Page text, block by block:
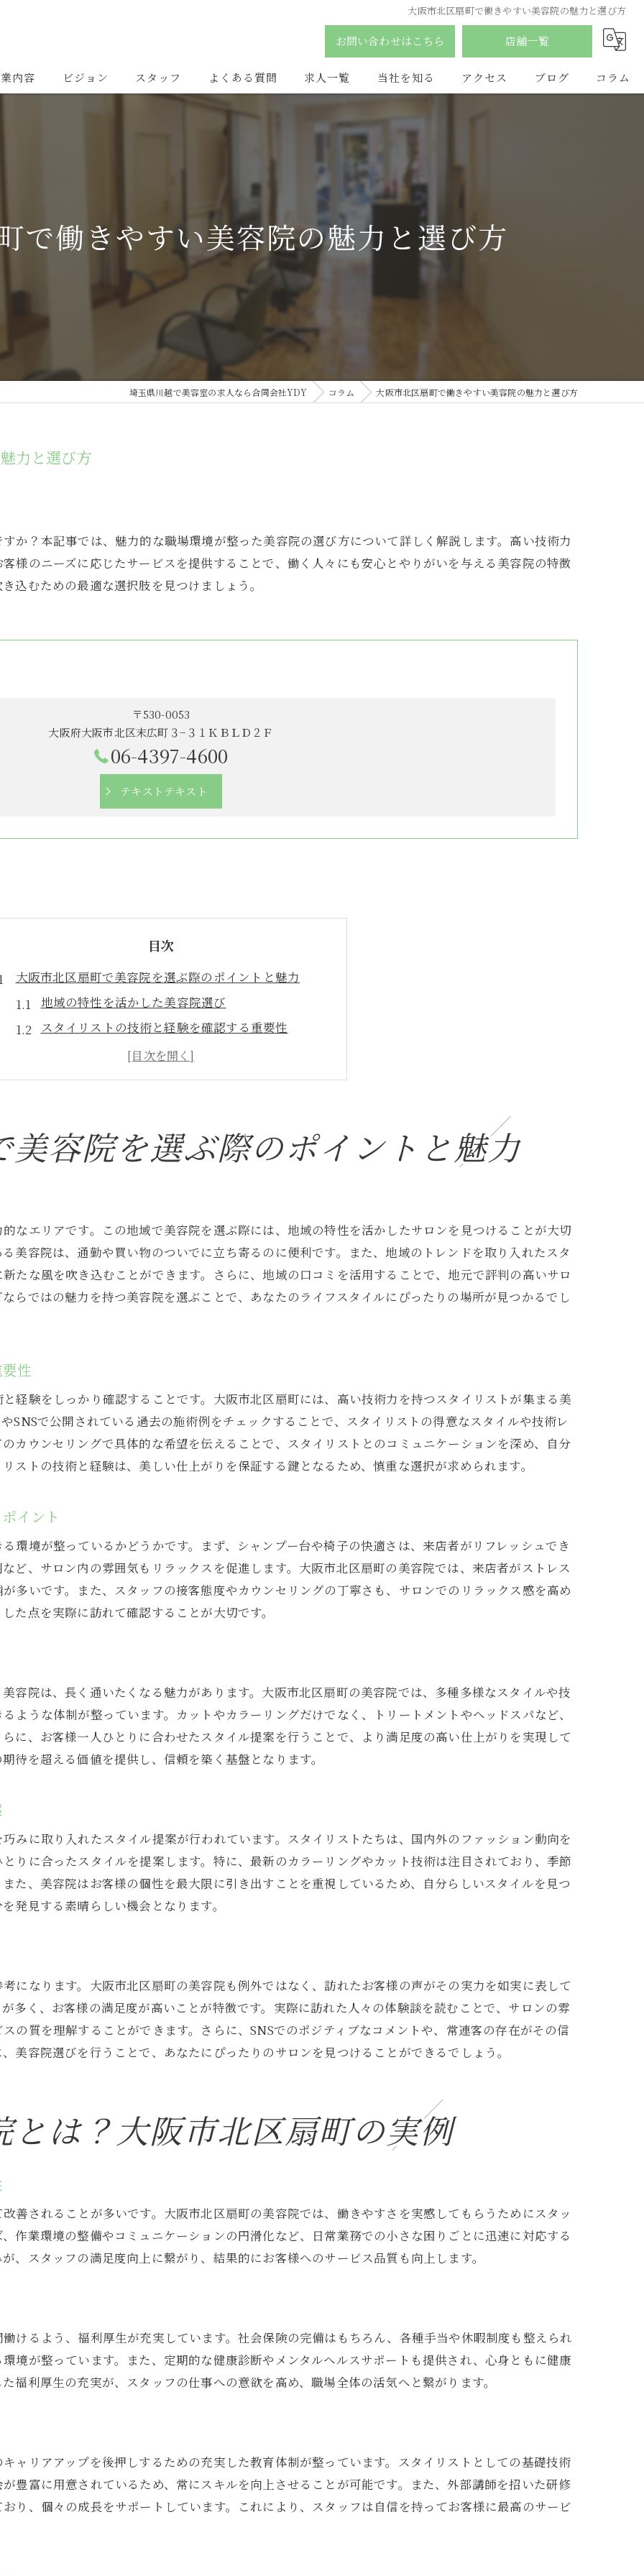
大阪市北区扇町で働きやすい美容院の魅力と選び方
お問い合わせはこちら 店舗一覧
内容 ビジョン スタッフ よくある質問 求人一覧 当社を知る
南森町の美容室
ふじみ野市の美容室
アルバイト
パート
スタイリスト
アクセス
vist
ブログ コラム
で働きやすい美容院の魅力と選び方
埼玉県川越で美容室の求人なら合同会社YDY コラム 大阪市北区扇町で働きやすい美容院の魅力と選び方
力と選び方
か？本記事では、魅力的な職場環境が整った美容院の選び方について詳しく解説します。高い技術力
様のニーズに応じたサービスを提供することで、働く人々にも安心とやりがいを与える美容院の特徴
込むための最適な選択肢を見つけましょう。
〒530-0053
大阪府大阪市北区末広町３−３１ＫＢＬＤ２Ｆ
06-4397-4600
テキストテキスト
目次
大阪市北区扇町で美容院を選ぶ際のポイントと魅力
地域の特性を活かした美容院選び
スタイリストの技術と経験を確認する重要性
リラックスできるサロン環境のチェックポイント
顧客ニーズに応じたサービスの多様性
働きやすい美容院とは？大阪市北区扇町の実例
キャリアアップを支援する教育体制
働きがいを生む職場のコミュニケーション
柔軟な働き方を実現するシフト制度
地元密着型の美容院で得られるやりがい
満足度を高めるための接客術
安心感を与える衛生管理の徹底
アフターケアの充実とリピート率を高める工夫
初めての美容院体験を成功させるコツ
価格設定とサービス内容のバランスを考慮
口コミと実績から見た美容院の信頼性
働きやすさを支える職場環境の要素
スタッフが生き生きと働ける職場作り
個々の成長を促進する教育プログラム
長く働ける職場を選ぶための視点
大阪市北区扇町で働く美容師のリアルな声と実態
現場の声からわかる職場の魅力と課題
働く美容師たちの1日の流れ
成長を実感する瞬間とその理由
大阪市北区での美容師の将来性
技術と居心地の良さで選ぶ大阪市北区の美容院
高度な技術力を持つスタイリストの特徴
居心地の良いサロンの条件とは
美容師として成長できる大阪市北区扇町の美容院の魅力
キャリアアップを支える教育制度の充実
プロフェッショナルとしての高みを目指す環境
美容師としての目標設定と達成のサポート
地域に貢献することで得られる達成感
容院を選ぶ際のポイントと魅力
なエリアです。この地域で美容院を選ぶ際には、地域の特性を活かしたサロンを見つけることが大切
美容院は、通勤や買い物のついでに立ち寄るのに便利です。また、地域のトレンドを取り入れたスタ
たな風を吹き込むことができます。さらに、地域の口コミを活用することで、地元で評判の高いサロ
らではの魅力を持つ美容院を選ぶことで、あなたのライフスタイルにぴったりの場所が見つかるでし
性
経験をしっかり確認することです。大阪市北区扇町には、高い技術力を持つスタイリストが集まる美
SNSで公開されている過去の施術例をチェックすることで、スタイリストの得意なスタイルや技術レ
カウンセリングで具体的な希望を伝えることで、スタイリストとのコミュニケーションを深め、自分
ストの技術と経験は、美しい仕上がりを保証する鍵となるため、慎重な選択が求められます。
イント
環境が整っているかどうかです。まず、シャンプー台や椅子の快適さは、来店者がリフレッシュでき
ど、サロン内の雰囲気もリラックスを促進します。大阪市北区扇町の美容院では、来店者がストレス
多いです。また、スタッフの接客態度やカウンセリングの丁寧さも、サロンでのリラックス感を高め
た点を実際に訪れて確認することが大切です。
容院は、長く通いたくなる魅力があります。大阪市北区扇町の美容院では、多種多様なスタイルや技
ような体制が整っています。カットやカラーリングだけでなく、トリートメントやヘッドスパなど、
に、お客様一人ひとりに合わせたスタイル提案を行うことで、より満足度の高い仕上がりを実現して
待を超える価値を提供し、信頼を築く基盤となります。
みに取り入れたスタイル提案が行われています。スタイリストたちは、国内外のファッション動向を
りに合ったスタイルを提案します。特に、最新のカラーリングやカット技術は注目されており、季節
た、美容院はお客様の個性を最大限に引き出すことを重視しているため、自分らしいスタイルを見つ
発見する素晴らしい機会となります。
になります。大阪市北区扇町の美容院も例外ではなく、訪れたお客様の声がその実力を如実に表して
多く、お客様の満足度が高いことが特徴です。実際に訪れた人々の体験談を読むことで、サロンの雰
の質を理解することができます。さらに、SNSでのポジティブなコメントや、常連客の存在がその信
美容院選びを行うことで、あなたにぴったりのサロンを見つけることができるでしょう。
は？大阪市北区扇町の実例
善されることが多いです。大阪市北区扇町の美容院では、働きやすさを実感してもらうためにスタッ
作業環境の整備やコミュニケーションの円滑化など、日常業務での小さな困りごとに迅速に対応する
、スタッフの満足度向上に繋がり、結果的にお客様へのサービス品質も向上します。
けるよう、福利厚生が充実しています。社会保険の完備はもちろん、各種手当や休暇制度も整えられ
境が整っています。また、定期的な健康診断やメンタルヘルスサポートも提供され、心身ともに健康
福利厚生の充実が、スタッフの仕事への意欲を高め、職場全体の活気へと繋がります。
ャリアアップを後押しするための充実した教育体制が整っています。スタイリストとしての基礎技術
豊富に用意されているため、常にスキルを向上させることが可能です。また、外部講師を招いた研修
り、個々の成長をサポートしています。これにより、スタッフは自信を持ってお客様に最高のサービ